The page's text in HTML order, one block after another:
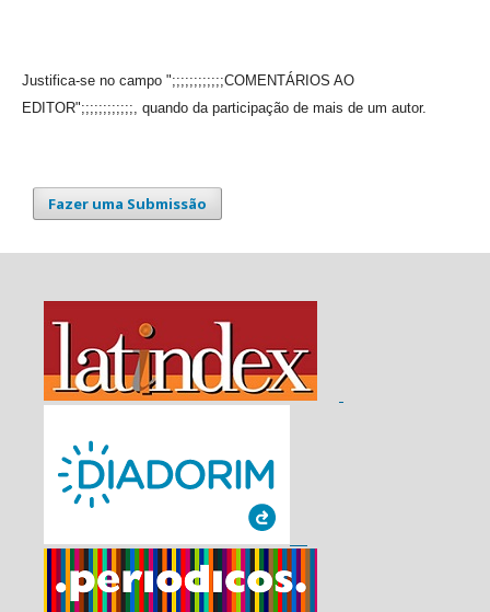
Justifica-se no campo ";;;;;;;;;;;;COMENTÁRIOS AO
EDITOR";;;;;;;;;;;;, quando da participação de mais de um autor.
Fazer uma Submissão